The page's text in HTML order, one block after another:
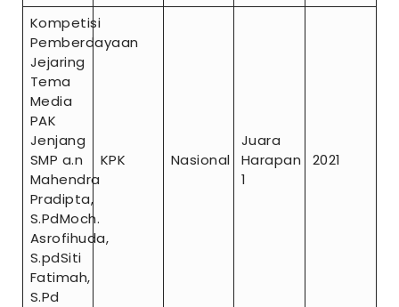
Kompetisi
Pemberdayaan
Jejaring
Tema
Media
PAK
Jenjang
SMP a.n
Mahendra
Pradipta,
S.PdMoch.
Asrofihuda,
S.pdSiti
Fatimah,
S.Pd
KPK Nasional
Juara
Harapan
1
2021